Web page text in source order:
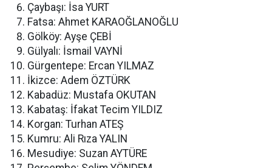
Çaybaşı: İsa YURT
Fatsa: Ahmet KARAOĞLANOĞLU
Gölköy: Ayşe ÇEBİ
Gülyalı: İsmail VAYNİ
Gürgentepe: Ercan YILMAZ
İkizce: Adem ÖZTÜRK
Kabadüz: Mustafa OKUTAN
Kabataş: İfakat Tecim YILDIZ
Korgan: Turhan ATEŞ
Kumru: Ali Rıza YALIN
Mesudiye: Suzan AYTÜRE